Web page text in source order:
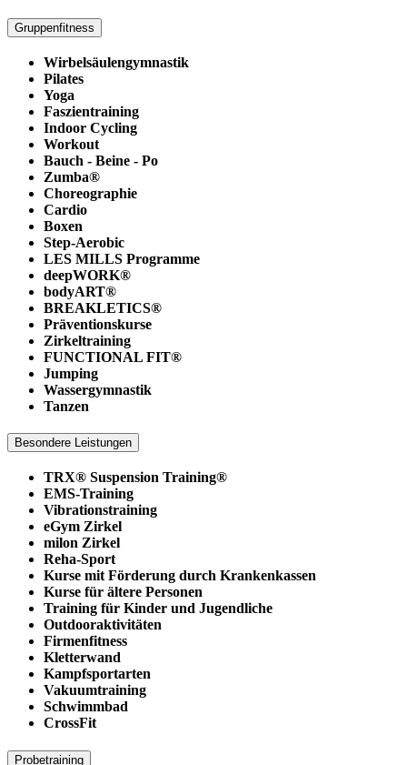
Gruppenfitness
Wirbelsäulengymnastik
Pilates
Yoga
Faszientraining
Indoor Cycling
Workout
Bauch - Beine - Po
Zumba®
Choreographie
Cardio
Boxen
Step-Aerobic
LES MILLS Programme
deepWORK®
bodyART®
BREAKLETICS®
Präventionskurse
Zirkeltraining
FUNCTIONAL FIT®
Jumping
Wassergymnastik
Tanzen
Besondere Leistungen
TRX® Suspension Training®
EMS-Training
Vibrationstraining
eGym Zirkel
milon Zirkel
Reha-Sport
Kurse mit Förderung durch Krankenkassen
Kurse für ältere Personen
Training für Kinder und Jugendliche
Outdooraktivitäten
Firmenfitness
Kletterwand
Kampfsportarten
Vakuumtraining
Schwimmbad
CrossFit
Probetraining